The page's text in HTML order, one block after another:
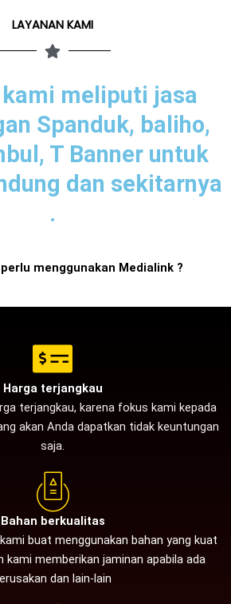
LAYANAN KAMI
kami meliputi jasa
Spanduk, baliho,
T Banner untuk
dan sekitarnya
.
menggunakan Medialink ?
Harga terjangkau
terjangkau, karena fokus kami kepada
akan Anda dapatkan tidak keuntungan
saja.
Bahan berkualitas
buat menggunakan bahan yang kuat
kami memberikan jaminan apabila ada
dan lain-lain